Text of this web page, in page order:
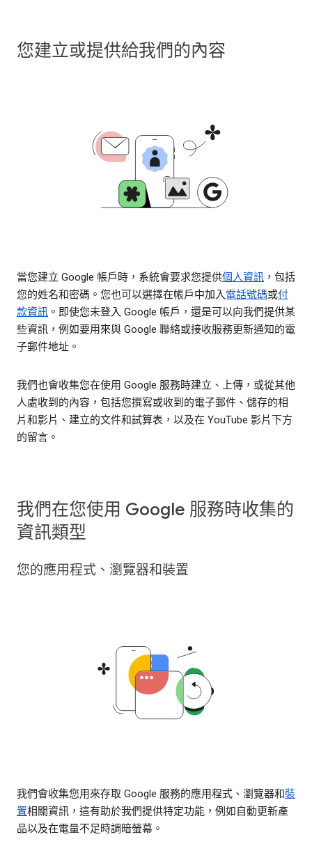
您建立或提供給我們的內容
當您建立 Google 帳戶時，系統會要求您提供個人資訊 ，包括
您的姓名和密碼。您也可以選擇在帳戶中加入 電話號碼或付
款資訊 。即使您未登入 Google 帳戶，還是可以向我們提供某
些資訊，例如要用來與 Google 聯絡或接收服務更新通知的電
子郵件地址。
我們也會收集您在使用 Google 服務時建立、上傳，或從其他
人處收到的內容，包括您撰寫或收到的電子郵件、儲存的相
片和影片、建立的文件和試算表，以及在 YouTube 影片下方
的留言。
我們在您使用 Google 服務時收集的
資訊類型
您的應用程式、瀏覽器和裝置
我們會收集您用來存取 Google 服務的應用程式、瀏覽器和裝
置相關資訊，這有助於我們提供特定功能，例如自動更新產
品以及在電量不足時調暗螢幕。